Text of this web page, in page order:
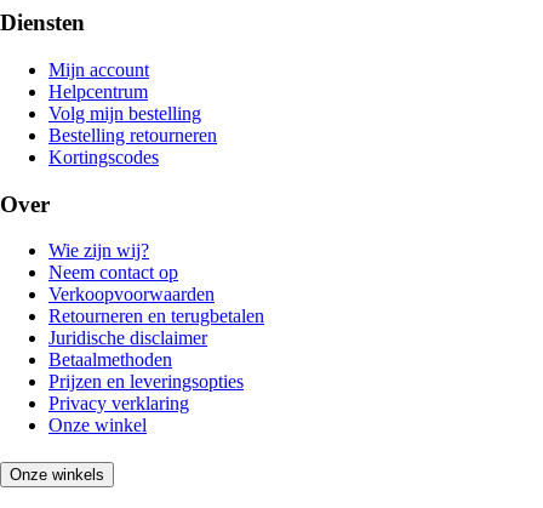
Diensten
Mijn account
Helpcentrum
Volg mijn bestelling
Bestelling retourneren
Kortingscodes
Over
Wie zijn wij?
Neem contact op
Verkoopvoorwaarden
Retourneren en terugbetalen
Juridische disclaimer
Betaalmethoden
Prijzen en leveringsopties
Privacy verklaring
Onze winkel
Onze winkels